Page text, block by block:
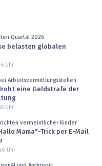
Quartal 2026
belasten globalen
Uhr
Arbeitsvermittlungsstellen
eine Geldstrafe der
Uhr
vermeintlicher Kinder
Mama"-Trick per E-Mail
Uhr